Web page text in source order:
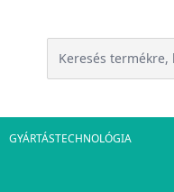
GYÁRTÁSTECHNOLÓGIA